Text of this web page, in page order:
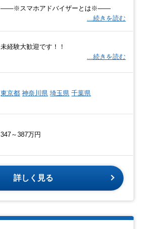
――※スマホアドバイザーとは※――
…続きを読む
未経験大歓迎です！！
…続きを読む
東京都 神奈川県 埼玉県 千葉県
347～387万円
詳しく見る